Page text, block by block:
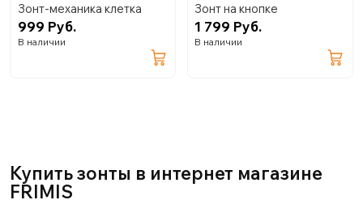
Зонт-механика клетка
999 Руб.
В наличии
Зонт на кнопке
1 799 Руб.
В наличии
Купить зонты в интернет магазине
FRIMIS